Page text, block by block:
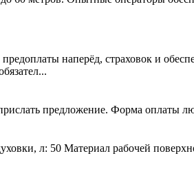
наперёд, страховок и
предложение. Форма оплаты
л: 50 Материал рабочей